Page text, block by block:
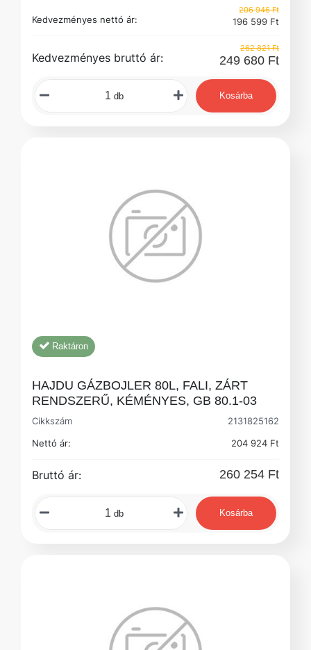
Kedvezményes nettó ár:
206 946 Ft
196 599 Ft
Kedvezményes bruttó ár:
262 821 Ft
249 680 Ft
db Kosárba
Raktáron
HAJDU GÁZBOJLER 80L, FALI, ZÁRT
RENDSZERŰ, KÉMÉNYES, GB 80.1-03
Cikkszám
2131825162
Nettó ár:
204 924 Ft
Bruttó ár: 260 254 Ft
db Kosárba